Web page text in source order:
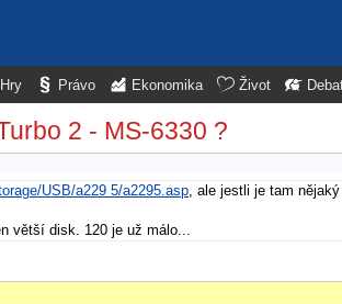
Hry Právo Ekonomika Život
2 - MS-6330 ?
USB/a229 5/a2295.asp , ale jestli je tam
větší disk. 120 je už málo...